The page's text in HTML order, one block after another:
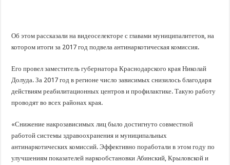
В городах и районах Кубани отметили День России
Стартовал прием заявок на 20-й юбилейный молодежный форум «Регион 93»
Об этом рассказали на видеоселекторе с главами муниципалитетов, на
котором итоги за 2017 год подвела антинаркотическая комиссия.
Его провел заместитель губернатора Краснодарского края Николай
Долуда. За 2017 год в регионе число зависимых снизилось благодаря
действиям реабилитационных центров и профилактике. Такую работу
проводят во всех районах края.
«Снижение накрозависимых лиц было достигнуто совместной
работой системы здравоохранения и муниципальных
антинаркотических комиссий. Эффективно поработали в этом году по
улучшениям показателей наркообстановки Абинский, Крыловской и